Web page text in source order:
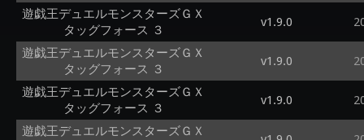
遊戯王デュエルモンスターズＧＸ
タッグフォース ３
v1.9.0
遊戯王デュエルモンスターズＧＸ
タッグフォース ３
v1.9.0
遊戯王デュエルモンスターズＧＸ
タッグフォース ３
v1.9.0
遊戯王デュエルモンスターズＧＸ